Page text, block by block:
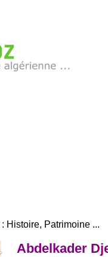
Histoire, Patrimoine ...
Abdelkader